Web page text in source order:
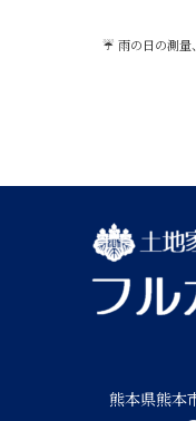
☔ 雨の日の測量
熊本県熊本